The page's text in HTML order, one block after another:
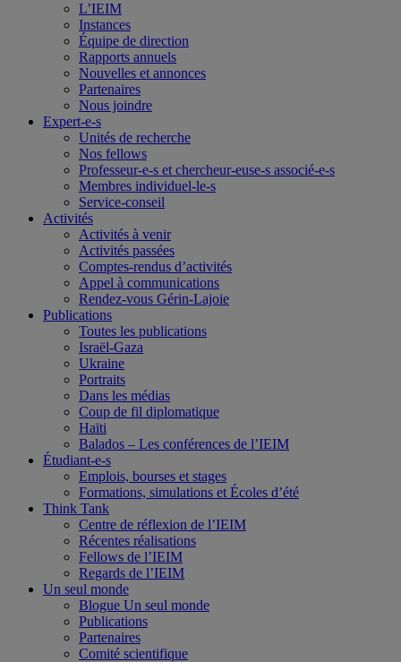
L’IEIM
Instances
Équipe de direction
Rapports annuels
Nouvelles et annonces
Partenaires
Nous joindre
Expert-e-s
Unités de recherche
Nos fellows
Professeur-e-s et chercheur-euse-s associé-e-s
Membres individuel-le-s
Service-conseil
Activités
Activités à venir
Activités passées
Comptes-rendus d’activités
Appel à communications
Rendez-vous Gérin-Lajoie
Publications
Toutes les publications
Israël-Gaza
Ukraine
Portraits
Dans les médias
Coup de fil diplomatique
Haïti
Balados – Les conférences de l’IEIM
Étudiant-e-s
Emplois, bourses et stages
Formations, simulations et Écoles d’été
Think Tank
Centre de réflexion de l’IEIM
Récentes réalisations
Fellows de l’IEIM
Regards de l’IEIM
Un seul monde
Blogue Un seul monde
Publications
Partenaires
Comité scientifique